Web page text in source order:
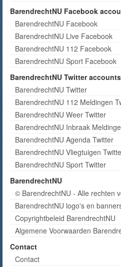
BarendrechtNU Facebook
BarendrechtNU Facebook
BarendrechtNU Live Facebook
BarendrechtNU 112 Facebook
BarendrechtNU Sport Facebook
BarendrechtNU Twitter accounts
BarendrechtNU Twitter
BarendrechtNU 112 Meldingen
BarendrechtNU Weer Twitter
BarendrechtNU Inbraak
BarendrechtNU Agenda Twitter
BarendrechtNU Vliegtuigen
BarendrechtNU Sport Twitter
BarendrechtNU
© BarendrechtNU - Alle rechten
BarendrechtNU logo's en
Copyrightbeleid BarendrechtNU
Algemene Voorwaarden
Contact
Contact